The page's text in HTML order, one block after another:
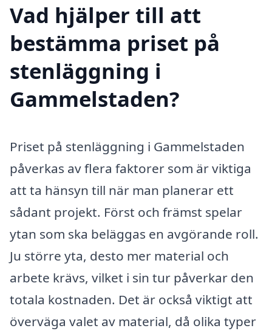
Vad hjälper till att
bestämma priset på
stenläggning i
Gammelstaden?
Priset på stenläggning i Gammelstaden
påverkas av flera faktorer som är viktiga
att ta hänsyn till när man planerar ett
sådant projekt. Först och främst spelar
ytan som ska beläggas en avgörande roll.
Ju större yta, desto mer material och
arbete krävs, vilket i sin tur påverkar den
totala kostnaden. Det är också viktigt att
överväga valet av material, då olika typer